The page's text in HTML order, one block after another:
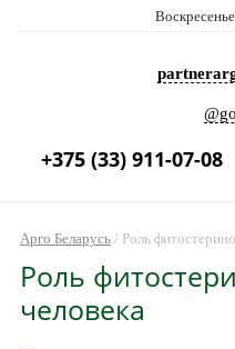
+375 (33) 911-07-08
Арго Беларусь/ Роль
Роль
человека